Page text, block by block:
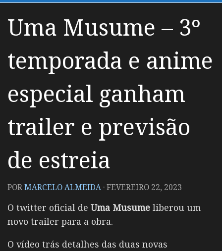
Uma Musume – 3º
temporada e anime
especial ganham
trailer e previsão
de estreia
PORMARCELO ALMEIDA ·FEVEREIRO 22, 2023
O twitter oficial de Uma Musume liberou um
novo trailer para a obra.
O vídeo trás detalhes das duas novas